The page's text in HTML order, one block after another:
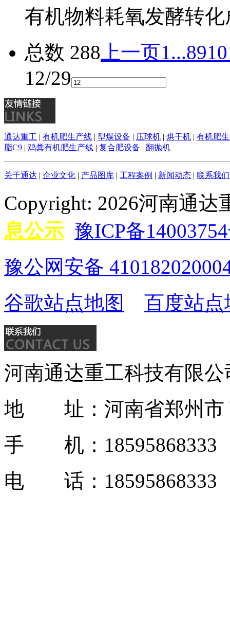
有机物料耗氧发酵转
总数 288 上一页1...8910
12/29
通达重工 | 有机肥生产线 | 型煤设备 | 压球机 | 烘干机 | 有机肥
脂C9 | 鸡粪有机肥生产线 | 复合肥设备 | 翻抛机
关于通达 | 企业文化 | 产品图库 | 工程案例 | 新闻动态 | 联系我们
Copyright: 2026河南通
息公示 豫ICP备
豫公网安备
谷歌站点地图
百度站点
河南通达重工科技有限公
地 址：河南省郑州市
手 机：18595868333
电 话：18595868333